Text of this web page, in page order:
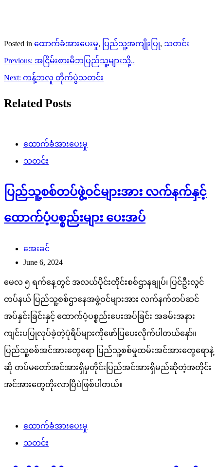
Posted in ထောက်ခံအားပေးမှု, ပြည်သူ့အကျိုးပြု, သတင်း
Post
navigation
Previous: အငြိမ်းစားမိဘပြည်သူ့များသို့..
Next: ကန့်ဘလူ တိုက်ပွဲသတင်း
Related Posts
ထောက်ခံအားပေးမှု
သတင်း
ပြည်သူ့စစ်တပ်ဖွဲ့ဝင်များအား လက်နက်နှင့်
ထောက်ပံ့ပစ္စည်းများ ပေးအပ်
အေးခင်
June 6, 2024
မေလ ၅ ရက်နေ့တွင် အလယ်ပိုင်းတိုင်းစစ်ဌာနချုပ်၊ ပြင်ဦးလွင်
တပ်နယ် ပြည်သူ့စစ်ဌာနေအဖွဲ့ဝင်များအား လက်နက်တပ်ဆင်
အပ်နှင်းခြင်းနှင့် ထောက်ပံ့ပစ္စည်းပေးအပ်ခြင်း အခမ်းအနား
ကျင်းပပြုလုပ်ခဲ့တဲ့ပုံရိပ်များကိုဖော်ပြပေးလိုက်ပါတယ်နော်။
ပြည်သူ့စစ်အင်အားတွေရော ပြည်သူ့စစ်မှုထမ်းအင်အားတွေရောနဲ့
ဆို တပ်မတော်အင်အားရှိမှတိုင်းပြည်အင်အားရှိမည်ဆိုတဲ့အတိုင်း
အင်အားတွေတိုးလာပြီပဲဖြစ်ပါတယ်။
ထောက်ခံအားပေးမှု
သတင်း